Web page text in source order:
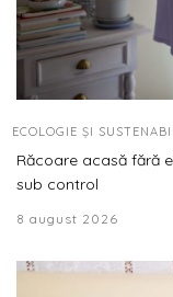
ECOLOGIE ȘI
Răcoare acasă fără
sub control
8 august 2026